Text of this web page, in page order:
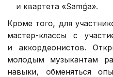
и квартета «Samǵa».
Кроме того, для
мастер-классы с
и аккордеонистов.
молодым музыкантам
навыки, обменяться